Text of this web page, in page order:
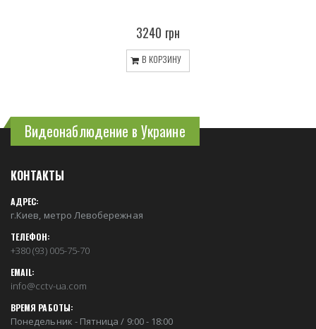
3240 грн
В КОРЗИНУ
Видеонаблюдение в Украине
КОНТАКТЫ
АДРЕС:
г.Киев, метро Левобережная
ТЕЛЕФОН:
+380 (93) 005-75-70
EMAIL:
info@cctv-ua.com
ВРЕМЯ РАБОТЫ:
Понедельник - Пятница / 9:00 - 18:00